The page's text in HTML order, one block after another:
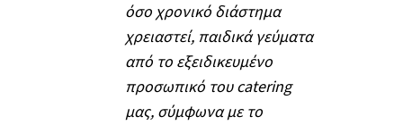
όσο χρονικό διάστημα
χρειαστεί, παιδικά γεύματα
από το εξειδικευμένο
προσωπικό του catering
μας, σύμφωνα με το